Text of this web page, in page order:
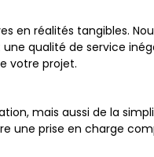
en réalités tangibles.
qualité de service
votre projet.
mais aussi de la
une prise en charge